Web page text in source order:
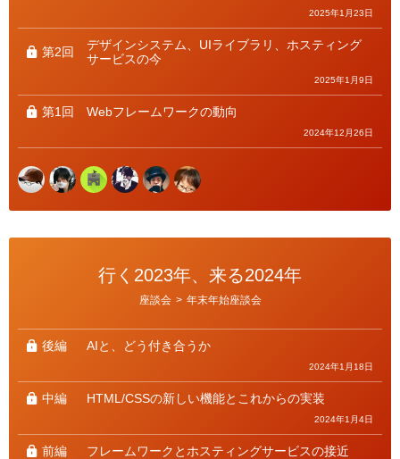
2025年1月23日
第2回
デザインシステム、UIライブラリ、ホスティング
サービスの今
2025年1月9日
第1回 Webフレームワークの動向
2024年12月26日
行く2023年、来る2024年
リ
ー
座談会 > 年末年始座談会
後編 AIと、どう付き合うか
2024年1月18日
中編 HTML/CSSの新しい機能とこれからの実装
2024年1月4日
前編 フレームワークとホスティングサービスの接近